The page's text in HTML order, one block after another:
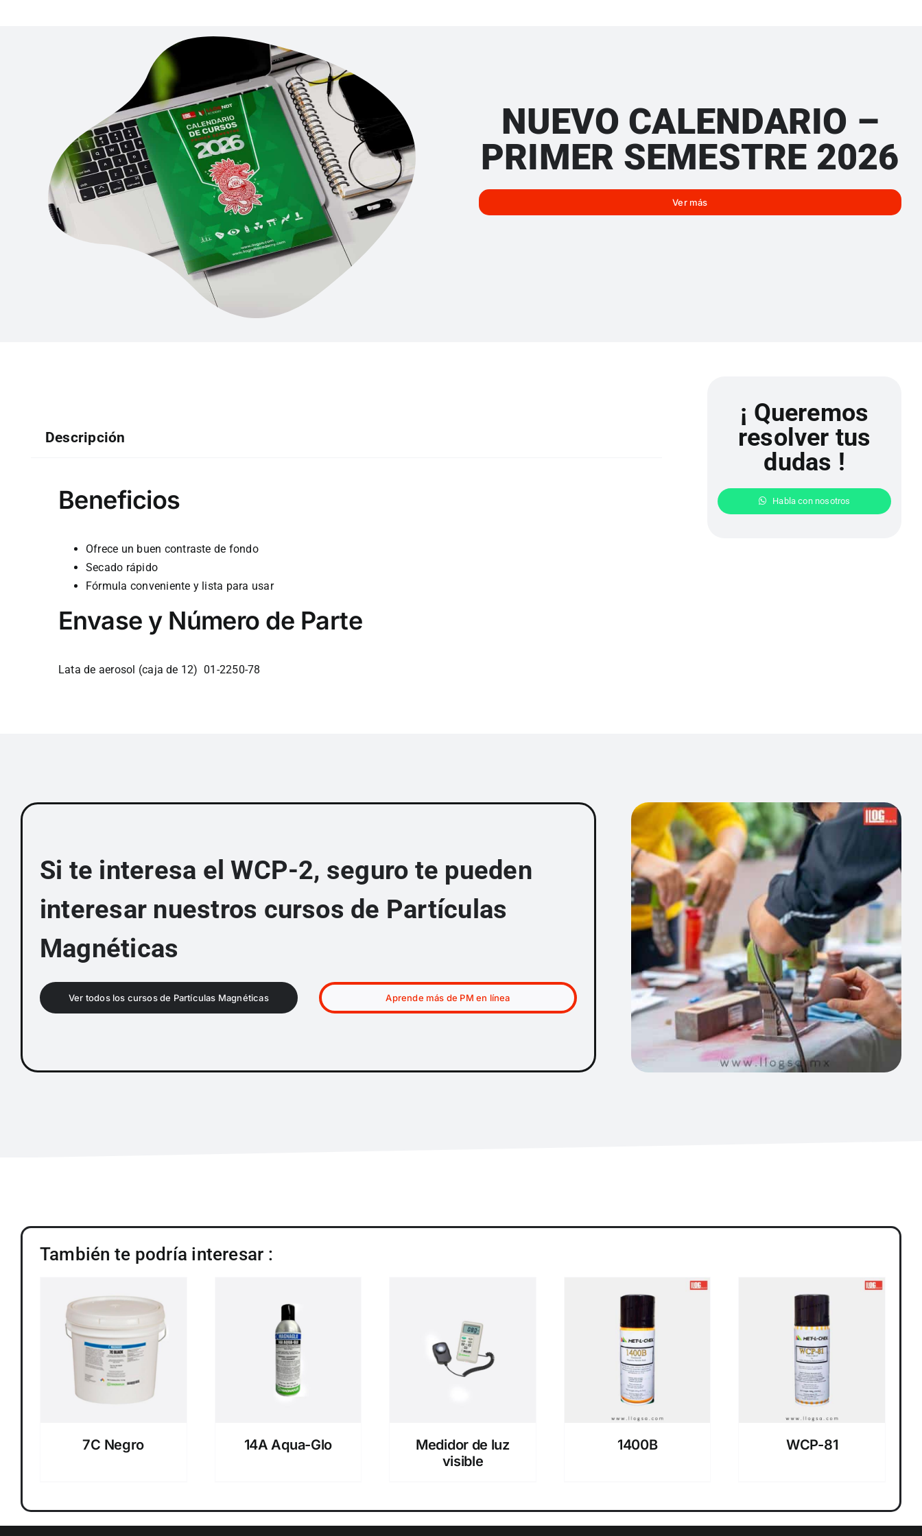
NUEVO CALENDARIO –
PRIMER SEMESTRE 2026
Ver más
Descripción
Beneficios
Ofrece un buen contraste de fondo
Secado rápido
Fórmula conveniente y lista para usar
Envase y Número de Parte
Lata de aerosol (caja de 12) 01-2250-78
¡ Queremos
resolver tus
dudas !
Habla con nosotros
Si te interesa el WCP-2, seguro te pueden
interesar nuestros cursos de Partículas
Magnéticas
Ver todos los cursos de Partículas Magnéticas Aprende más de PM en línea
También te podría interesar :
7C Negro 14A Aqua-Glo
Medidor de luz
visible
1400B WCP-81